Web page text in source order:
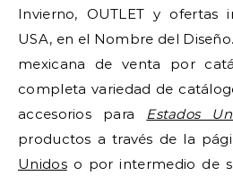
Invierno, OUTLET y ofertas
USA, en el Nombre del
mexicana de venta por
completa variedad de
accesorios para Estados
productos a través de la
Unidoso por intermedio de